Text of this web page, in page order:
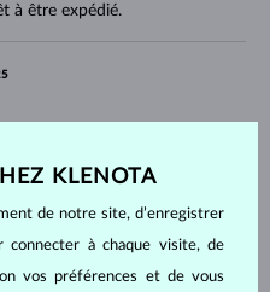
à être expédié.
lune KLENOTA
de notre site, d’enregistrer
connecter à chaque visite, de
vos préférences et de vous